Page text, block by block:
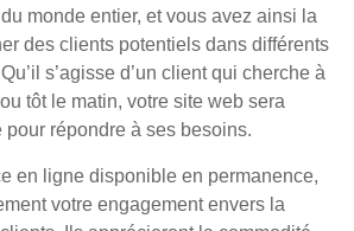
monde entier, et vous avez ainsi la
des clients potentiels dans différents
s’agisse d’un client qui cherche à
tôt le matin, votre site web sera
répondre à ses besoins.
en ligne disponible en permanence,
votre engagement envers la